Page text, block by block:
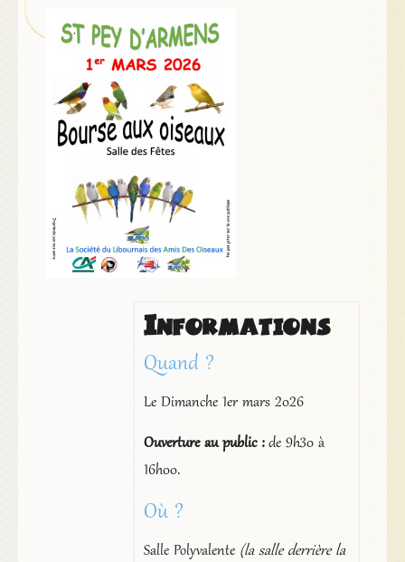
Informations
Quand ?
Le Dimanche 1er mars 2026
Ouverture au public :de 9h30 à
16h00.
Où ?
Salle Polyvalente (la salle derrière la